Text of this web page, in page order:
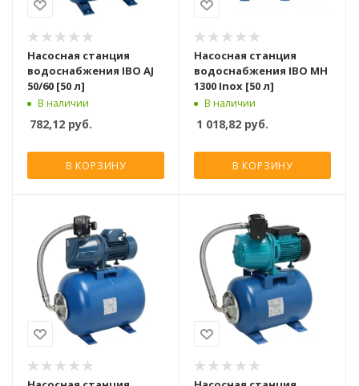
Насосная станция
водоснабжения IBO AJ
50/60 [50 л]
В наличии
782,12 руб.
В КОРЗИНУ
Насосная станция
водоснабжения IBO MH
1300 Inox [50 л]
В наличии
1 018,82 руб.
В КОРЗИНУ